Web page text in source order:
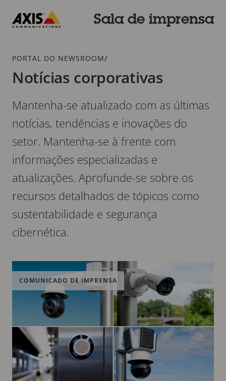
para
conteúdo
Sala de imprensa
Breadcrumb
PORTAL DO NEWSROOM/
Notícias corporativas
Mantenha-se atualizado com as últimas
notícias, tendências e inovações do
setor. Mantenha-se à frente com
informações especializadas e
atualizações. Aprofunde-se sobre os
recursos detalhados de tópicos como
sustentabilidade e segurança
cibernética.
COMUNICADO DE IMPRENSA